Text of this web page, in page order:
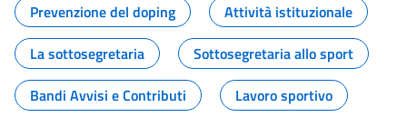
Prevenzione del doping
Attività istituzionale
La sottosegretaria
Sottosegretaria allo sport
Bandi Avvisi e Contributi
Lavoro sportivo